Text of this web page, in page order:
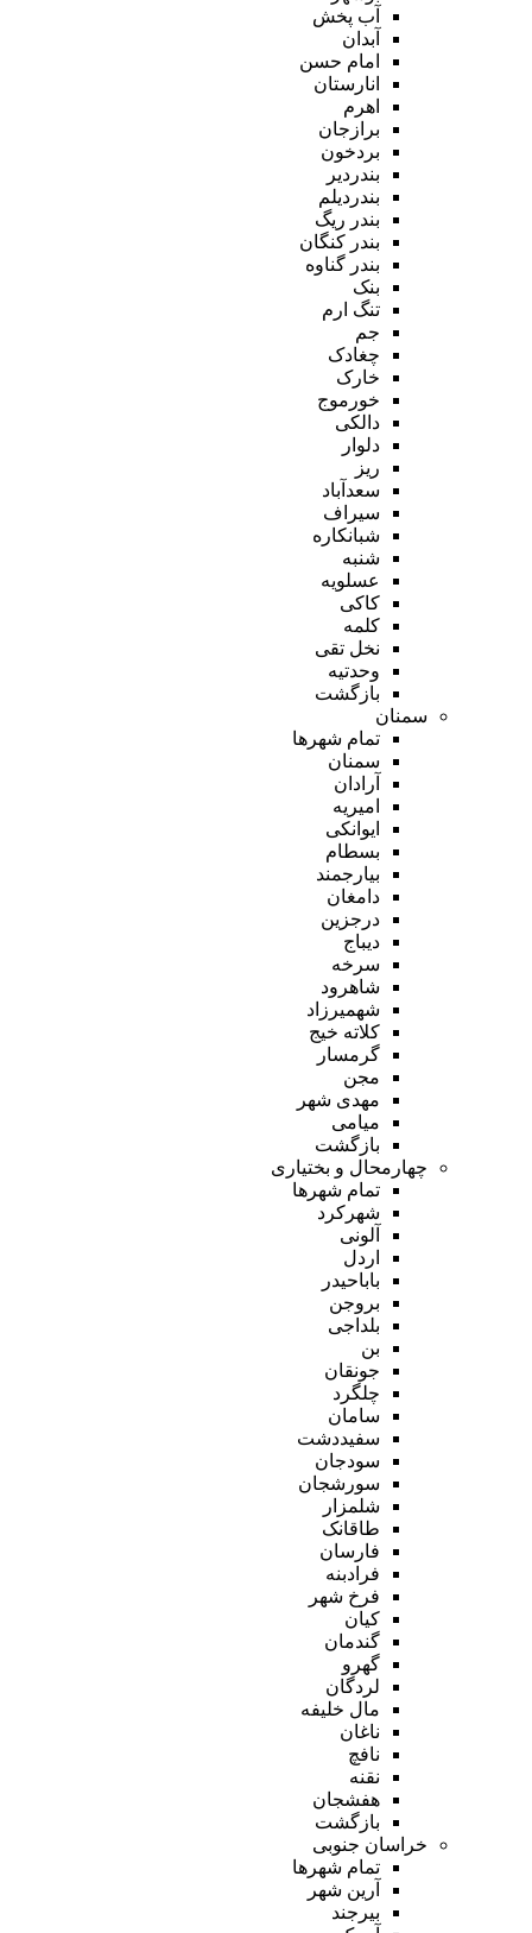
آب پخش
آبدان
امام حسن
انارستان
اهرم
برازجان
بردخون
بندردیر
بندردیلم
بندر ریگ
بندر کنگان
بندر گناوه
بنک
تنگ ارم
جم
چغادک
خارک
خورموج
دالکی
دلوار
ریز
سعدآباد
سیراف
شبانکاره
شنبه
عسلویه
کاکی
کلمه
نخل تقی
وحدتیه
بازگشت
سمنان
تمام شهر‌ها
سمنان
آرادان
امیریه
ایوانکی
بسطام
بیارجمند
دامغان
درجزین
دیباج
سرخه
شاهرود
شهمیرزاد
کلاته خیج
گرمسار
مجن
مهدی شهر
میامی
بازگشت
چهارمحال و بختیاری
تمام شهر‌ها
شهرکرد
آلونی
اردل
باباحیدر
بروجن
بلداجی
بن
جونقان
چلگرد
سامان
سفیددشت
سودجان
سورشجان
شلمزار
طاقانک
فارسان
فرادبنه
فرخ شهر
کیان
گندمان
گهرو
لردگان
مال خلیفه
ناغان
نافچ
نقنه
هفشجان
بازگشت
خراسان جنوبی
تمام شهر‌ها
آرین شهر
بیرجند